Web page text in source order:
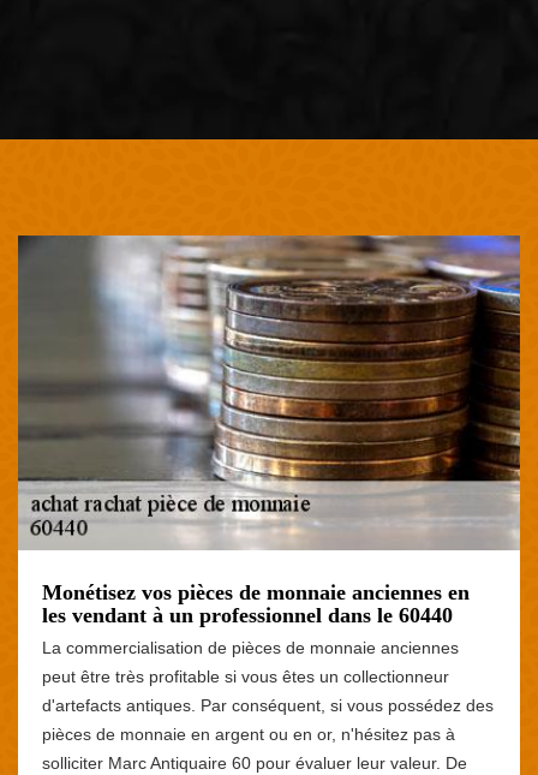
Monétisez vos pièces de monnaie anciennes en
les vendant à un professionnel dans le 60440
La commercialisation de pièces de monnaie anciennes
peut être très profitable si vous êtes un collectionneur
d'artefacts antiques. Par conséquent, si vous possédez des
pièces de monnaie en argent ou en or, n'hésitez pas à
solliciter Marc Antiquaire 60 pour évaluer leur valeur. De